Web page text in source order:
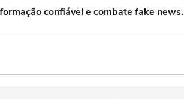
confiável e combate fake news.